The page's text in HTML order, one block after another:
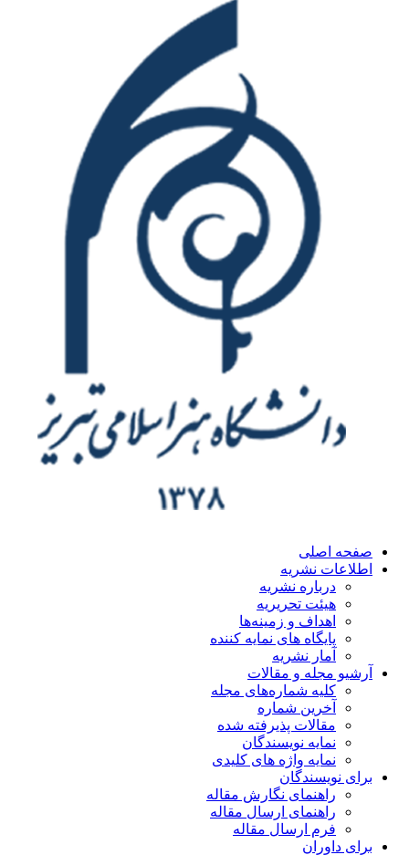
اصلی
نشریه
درباره نشریه
هیئت تحریریه
اهداف و زمینه‌ها
پایگاه های نمایه کننده
آمار نشریه
مجله و مقالات
کلیه شماره‌های مجله
آخرین شماره
مقالات پذیرفته شده
نمایه نویسندگان
نمایه واژه های کلیدی
نویسندگان
راهنمای نگارش مقاله
راهنمای ارسال مقاله
فرم ارسال مقاله
داوران